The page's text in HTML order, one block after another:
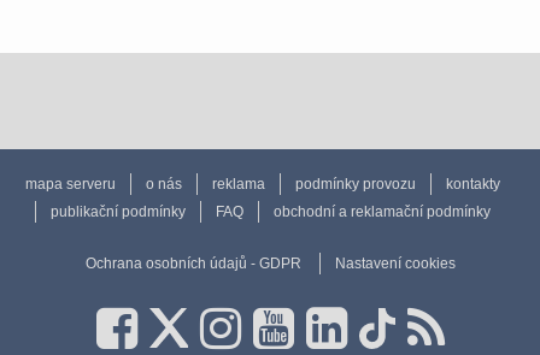
mapa serveru o nás reklama podmínky provozu
kontakty
publikační podmínky
FAQ obchodní a reklamační podmínky
Ochrana osobních údajů - GDPR Nastavení cookies